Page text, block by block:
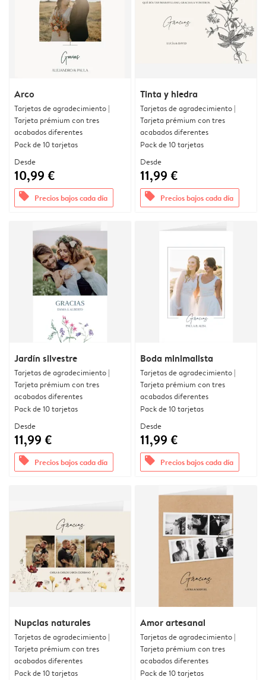
Arco
Tarjetas de agradecimiento |
Tarjeta prémium con tres
acabados diferentes
Pack de 10 tarjetas
Desde
10,99 €
offers Precios bajos cada día
Tinta y hiedra
Tarjetas de agradecimiento |
Tarjeta prémium con tres
acabados diferentes
Pack de 10 tarjetas
Desde
11,99 €
offers Precios bajos cada día
Jardín silvestre
Tarjetas de agradecimiento |
Tarjeta prémium con tres
acabados diferentes
Pack de 10 tarjetas
Desde
11,99 €
offers Precios bajos cada día
Boda minimalista
Tarjetas de agradecimiento |
Tarjeta prémium con tres
acabados diferentes
Pack de 10 tarjetas
Desde
11,99 €
offers Precios bajos cada día
Nupcias naturales
Tarjetas de agradecimiento |
Tarjeta prémium con tres
acabados diferentes
Pack de 10 tarjetas
Amor artesanal
Tarjetas de agradecimiento |
Tarjeta prémium con tres
acabados diferentes
Pack de 10 tarjetas